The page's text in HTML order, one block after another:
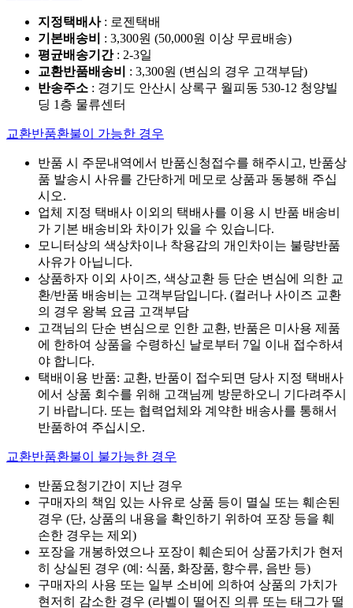
지정택배사: 로젠택배
기본배송비
: 3,300원 (50,000원 이상 무료배송)
평균배송기간: 2-3일
교환반품배송비
: 3,300원 (변심의 경우 고객부담)
반송주소 : 경기도 안산시 상록구 월피동 530-12 청양빌
딩 1층 물류센터
교환반품환불이 가능한 경우
반품 시 주문내역에서 반품신청접수를 해주시고, 반품상
품 발송시 사유를 간단하게 메모로 상품과 동봉해 주십
시오.
업체 지정 택배사 이외의 택배사를 이용 시 반품 배송비
가 기본 배송비와 차이가 있을 수 있습니다.
모니터상의 색상차이나 착용감의 개인차이는 불량반품
사유가 아닙니다.
상품하자 이외 사이즈, 색상교환 등 단순 변심에 의한 교
환/반품 배송비는 고객부담입니다. (컬러나 사이즈 교환
의 경우 왕복 요금 고객부담
고객님의 단순 변심으로 인한 교환, 반품은 미사용 제품
에 한하여 상품을 수령하신 날로부터 7일 이내 접수하셔
야 합니다.
택배이용 반품: 교환, 반품이 접수되면 당사 지정 택배사
에서 상품 회수를 위해 고객님께 방문하오니 기다려주시
기 바랍니다. 또는 협력업체와 계약한 배송사를 통해서
반품하여 주십시오.
교환반품환불이 불가능한 경우
반품요청기간이 지난 경우
구매자의 책임 있는 사유로 상품 등이 멸실 또는 훼손된
경우 (단, 상품의 내용을 확인하기 위하여 포장 등을 훼
손한 경우는 제외)
포장을 개봉하였으나 포장이 훼손되어 상품가치가 현저
히 상실된 경우 (예: 식품, 화장품, 향수류, 음반 등)
구매자의 사용 또는 일부 소비에 의하여 상품의 가치가
현저히 감소한 경우 (라벨이 떨어진 의류 또는 태그가 떨